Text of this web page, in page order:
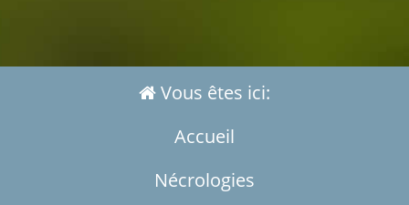
Vous êtes ici:
Accueil
Nécrologies